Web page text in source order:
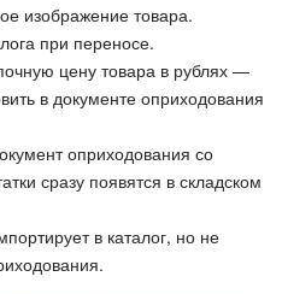
изображение товара.
при переносе.
цену товара в рублях —
в документе оприходования
оприходования со
сразу появятся в складском
в каталог, но не